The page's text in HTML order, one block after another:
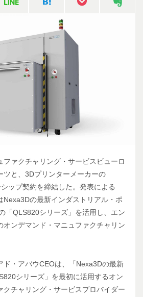
ファクチャリング・サービスビューロ
ツと、3Dプリンターメーカーの
ップ契約を締結した。発表による
Nexa3Dの最新インダストリアル・ポ
「QLS820シリーズ」を活用し、エン
オンデマンド・マニュファクチャリン
ド・アバウCEOは、「Nexa3Dの最新
シリーズ」を最初に活用するオン
クチャリング・サービスプロバイダー